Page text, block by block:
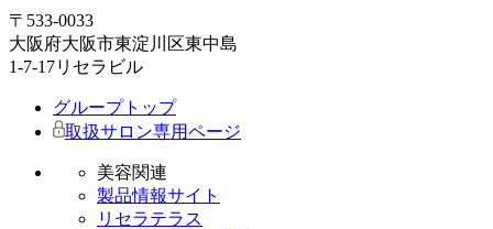
〒533-0033
大阪府大阪市東淀川区東中島
1-7-17リセラビル
グループトップ
取扱サロン専用ページ
美容関連
製品情報サイト
リセラテラス